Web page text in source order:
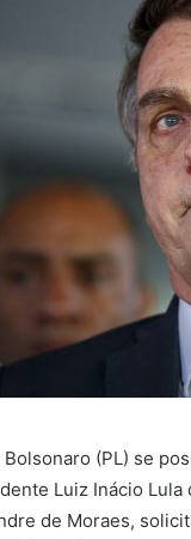
(PL) se
Luiz Inácio
de Moraes,